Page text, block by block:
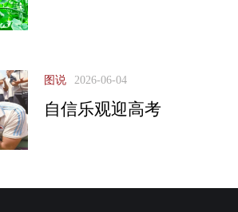
图说 2026-06-04
自信乐观迎高考